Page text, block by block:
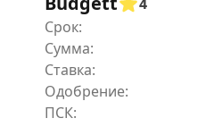
Срок:
Сумма:
Ставка:
Одобрение: